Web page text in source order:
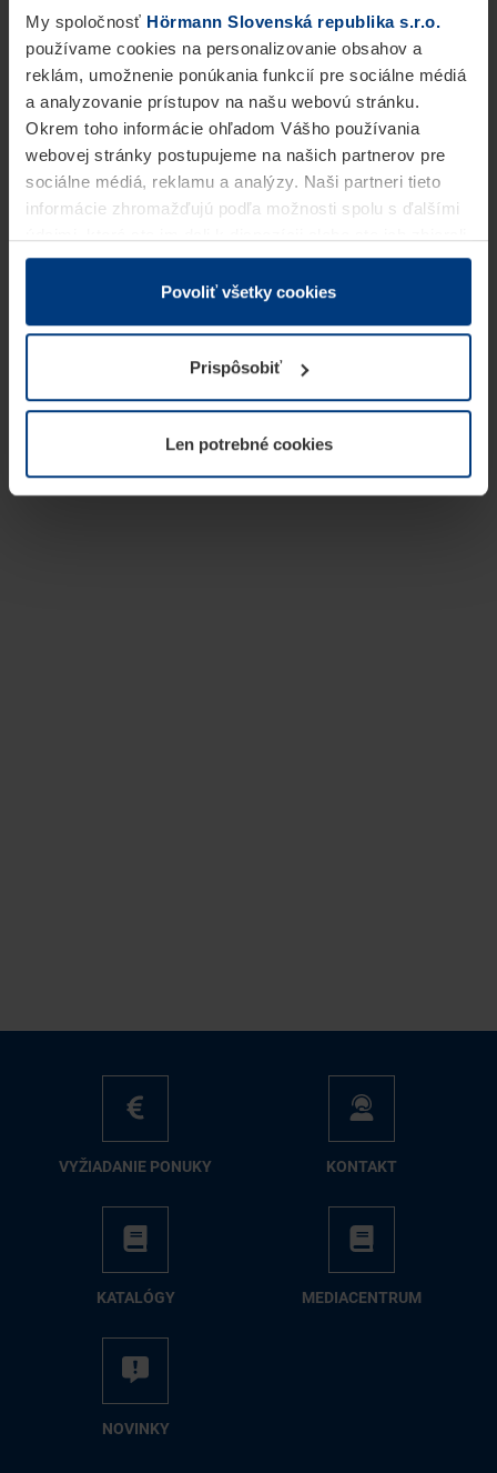
My spoločnosť Hörmann Slovenská republika s.r.o.
používame cookies na personalizovanie obsahov a
reklám, umožnenie ponúkania funkcií pre sociálne médiá
a analyzovanie prístupov na našu webovú stránku.
Okrem toho informácie ohľadom Vášho používania
webovej stránky postupujeme na našich partnerov pre
sociálne médiá, reklamu a analýzy. Naši partneri tieto
informácie zhromažďujú podľa možnosti spolu s ďalšími
v rámci Vášho využívania služieb.
Z právneho hľadiska môžeme cookies ukladať na Vašom
prevádzku tejto stránky. Pre všetky ostatné typy cookie
potrebujeme Vaše povolenie. Vaše povolenie môžete
kedykoľvek zmeniť alebo odvolať vo vysvetlení cookie
našej webovej stránky.
Povoliť všetky cookies
Prispôsobiť
Len potrebné cookies
VY­ŽIA­DA­NIE PO­NU­KY KON­TAKT
KA­TA­LÓ­GY ME­DIA­CEN­TRUM
NO­VIN­KY